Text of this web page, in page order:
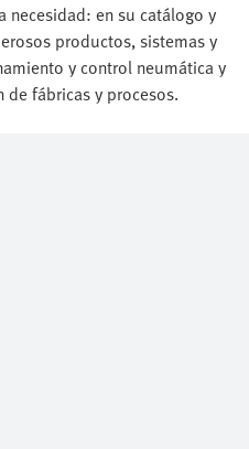
necesidad: en su catálogo y
productos, sistemas y
y control neumática y
fábricas y procesos.